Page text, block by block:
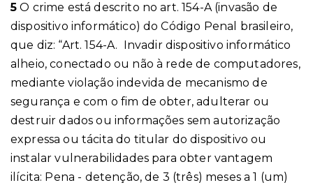
5 O crime está descrito no art. 154-A (invasão de
dispositivo informático) do Código Penal brasileiro,
que diz: “Art. 154-A. Invadir dispositivo informático
alheio, conectado ou não à rede de computadores,
mediante violação indevida de mecanismo de
segurança e com o fim de obter, adulterar ou
destruir dados ou informações sem autorização
expressa ou tácita do titular do dispositivo ou
instalar vulnerabilidades para obter vantagem
ilícita: Pena - detenção, de 3 (três) meses a 1 (um)